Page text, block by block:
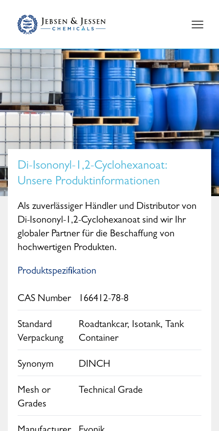
Di-Isononyl-1,2-Cyclohexanoat:
Unsere Produktinformationen
Als zuverlässiger Händler und Distributor von
Di-Isononyl-1,2-Cyclohexanoat sind wir Ihr
globaler Partner für die Beschaffung von
hochwertigen Produkten.
Produktspezifikation
CAS Number 166412-78-8
Standard
Verpackung
Roadtankcar, Isotank, Tank
Container
Synonym DINCH
Mesh or
Grades
Technical Grade